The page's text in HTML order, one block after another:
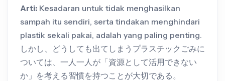
Arti: Kesadaran untuk tidak menghasilkan
sampah itu sendiri, serta tindakan menghindari
plastik sekali pakai, adalah yang paling penting.
しかし、どうしても出てしまうプラスチックごみに
ついては、一人一人が「資源として活用できない
か」を考える習慣を持つことが大切である。